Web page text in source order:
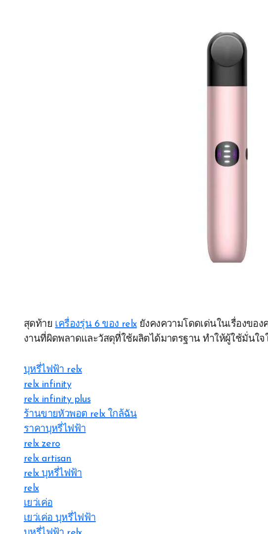
สุดท้าย เครื่องรุ่น 6 ของ relxยังคงความโดดเด่นในเรื่องขอ
งานที่ผิดพลาดและวัสดุที่ใช้ผลิตได้มาตรฐาน ทำให้ผู้ใช้มั่นใ
บุหรี่ไฟฟ้า relx
relx infinity
relx infinity plus
ร้านขายหัวพอต relx ใกล้ฉัน
ราคาบุหรี่ไฟฟ้า
relx zero
relx artisan
relx บุหรี่ไฟฟ้า
relx
เยว่เค่อ
เยว่เค่อ บุหรี่ไฟฟ้า